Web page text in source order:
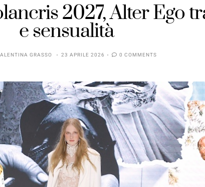
2027, Alter Ego
e sensualità
GRASSO 23 APRILE 2026 0 COMMENTS